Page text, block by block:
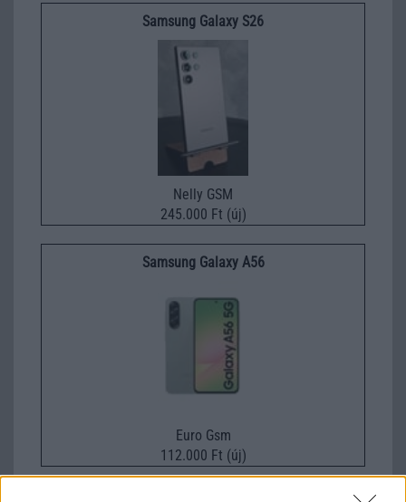
Samsung Galaxy S26
Nelly GSM
245.000 Ft (új)
Samsung Galaxy A56
Euro Gsm
112.000 Ft (új)